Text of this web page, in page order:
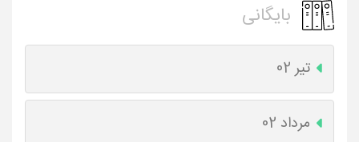
بایگانی
تیر 02
مرداد 02